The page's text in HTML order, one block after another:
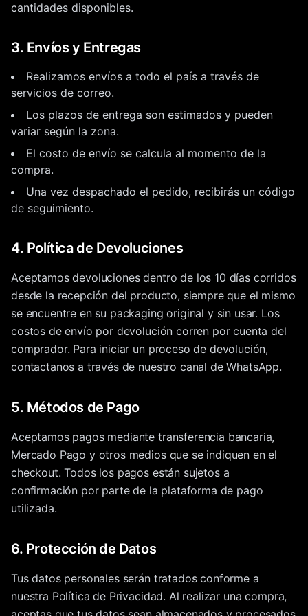
cantidades disponibles.
3. Envíos y Entregas
Realizamos envíos a todo el país a través de
servicios de correo.
Los plazos de entrega son estimados y pueden
variar según la zona.
El costo de envío se calcula al momento de la
compra.
Una vez despachado el pedido, recibirás un código
de seguimiento.
4. Política de Devoluciones
Aceptamos devoluciones dentro de los 10 días corridos
desde la recepción del producto, siempre que el mismo
se encuentre en su packaging original y sin usar. Los
costos de envío por devolución corren por cuenta del
comprador. Para iniciar un proceso de devolución,
contactanos a través de nuestro canal de WhatsApp.
5. Métodos de Pago
Aceptamos pagos mediante transferencia bancaria,
Mercado Pago y otros medios que se indiquen en el
checkout. Todos los pagos están sujetos a
confirmación por parte de la plataforma de pago
utilizada.
6. Protección de Datos
Tus datos personales serán tratados conforme a
nuestra Política de Privacidad. Al realizar una compra,